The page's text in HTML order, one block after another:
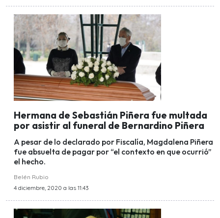
Hermana de Sebastián Piñera fue multada
por asistir al funeral de Bernardino Piñera
A pesar de lo declarado por Fiscalía, Magdalena Piñera
fue absuelta de pagar por “el contexto en que ocurrió”
el hecho.
Belén Rubio
4 diciembre, 2020 a las 11:43